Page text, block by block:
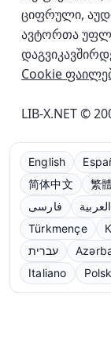
ციფრული,
ავტორთა
Cookie
LIB-X.NET ©
English
简体中文
繁
فارسی
العربية
Türkmençe
עברית
Italiano